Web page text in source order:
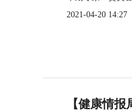
2021-04-20 14:27
【健康情